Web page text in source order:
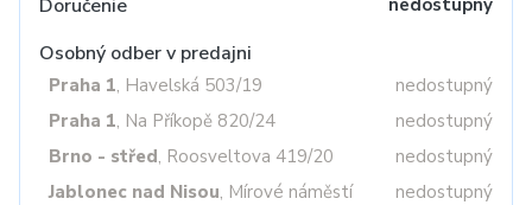
Doručenie nedostupný
Osobný odber v predajni
Praha 1, Havelská 503/19
nedostupný
Praha 1, Na Příkopě 820/24
nedostupný
Brno - střed, Roosveltova 419/20
nedostupný
Jablonec nad Nisou, Mírové náměstí
nedostupný